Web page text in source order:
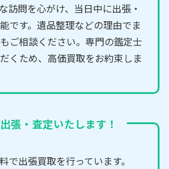
訪問を心がけ、当日中に出張・
です。遺品整理などの理由でま
ご相談ください。専門の鑑定士
くため、高価買取をお約束しま
張・査定いたします！
で出張買取を行っています。